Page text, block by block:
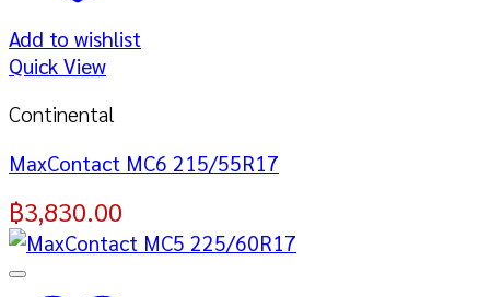
Add to wishlist
Quick View
Continental
MaxContact MC6 215/55R17
฿3,830.00